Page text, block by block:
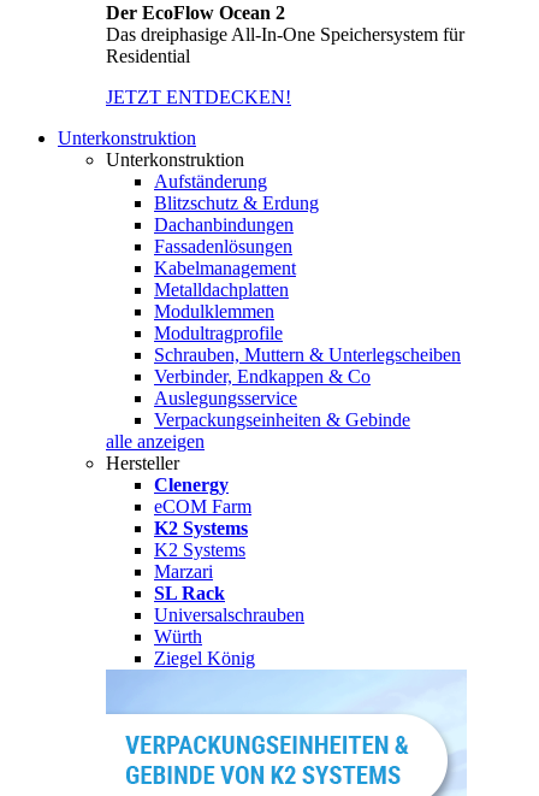
Der EcoFlow Ocean 2
Das dreiphasige All-In-One Speichersystem für
Residential
JETZT ENTDECKEN!
Unterkonstruktion
Unterkonstruktion
Aufständerung
Blitzschutz & Erdung
Dachanbindungen
Fassadenlösungen
Kabelmanagement
Metalldachplatten
Modulklemmen
Modultragprofile
Schrauben, Muttern & Unterlegscheiben
Verbinder, Endkappen & Co
Auslegungsservice
Verpackungseinheiten & Gebinde
alle anzeigen
Hersteller
Clenergy
eCOM Farm
K2 Systems
K2 Systems
Marzari
SL Rack
Universalschrauben
Würth
Ziegel König